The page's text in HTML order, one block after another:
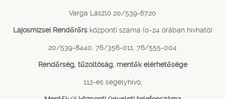
Varga László 20/539-6720
Lajosmizsei Rendőrőrsközponti száma (0-24 órában hívható)
20/539-8440, 76/356-011, 76/555-004
Rendőrség, tűzoltóság, mentők elérhetősége
112-es segélyhívó,